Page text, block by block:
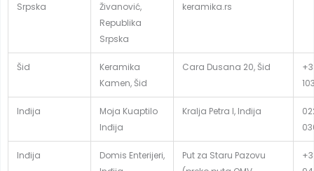
Srpska
Živanović,
Republika
Srpska
keramika.rs
Šid
Keramika
Kamen, Šid
Cara Dusana 20, Šid
Inđija
Moja Kuaptilo
Inđija
Kralja Petra I, Inđija
Inđija
Domis Enterijeri,
Put za Staru Pazovu